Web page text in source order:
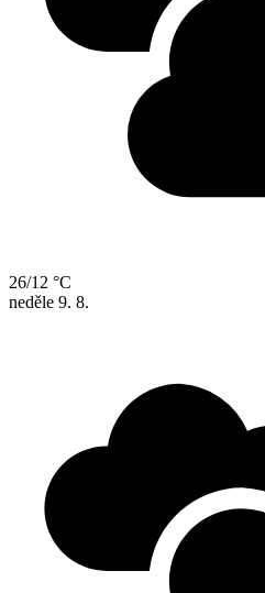
26/12 °C
neděle 9. 8.